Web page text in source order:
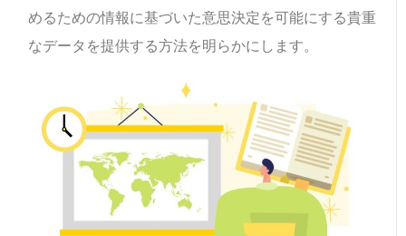
めるための情報に基づいた意思決定を可能にする貴重
なデータを提供する方法を明らかにします。